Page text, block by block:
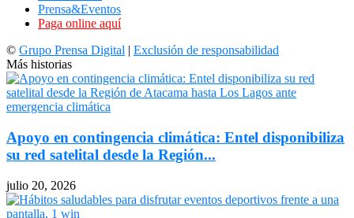
Prensa&Eventos
Paga online aquí
© Grupo Prensa Digital | Exclusión de responsabilidad
Más historias
Apoyo en contingencia climática: Entel disponibiliza
su red satelital desde la Región...
julio 20, 2026